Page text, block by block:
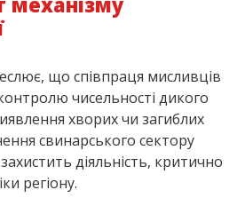
що співпраця мисливців
чисельності дикого
хворих чи загиблих
свинарського сектору
діяльність, критично
регіону.